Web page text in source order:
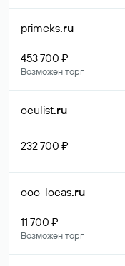
primeks.ru
453 700 ₽
Возможен торг
oculist.ru
232 700 ₽
ooo-locas.ru
11 700 ₽
Возможен торг